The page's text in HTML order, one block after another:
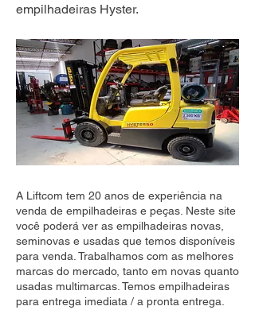
empilhadeiras Hyster.
A Liftcom tem 20 anos de experiência na
venda de empilhadeiras e peças. Neste site
você poderá ver as empilhadeiras novas,
seminovas e usadas que temos disponíveis
para venda. Trabalhamos com as melhores
marcas do mercado, tanto em novas quanto
usadas multimarcas. Temos empilhadeiras
para entrega imediata / a pronta entrega.